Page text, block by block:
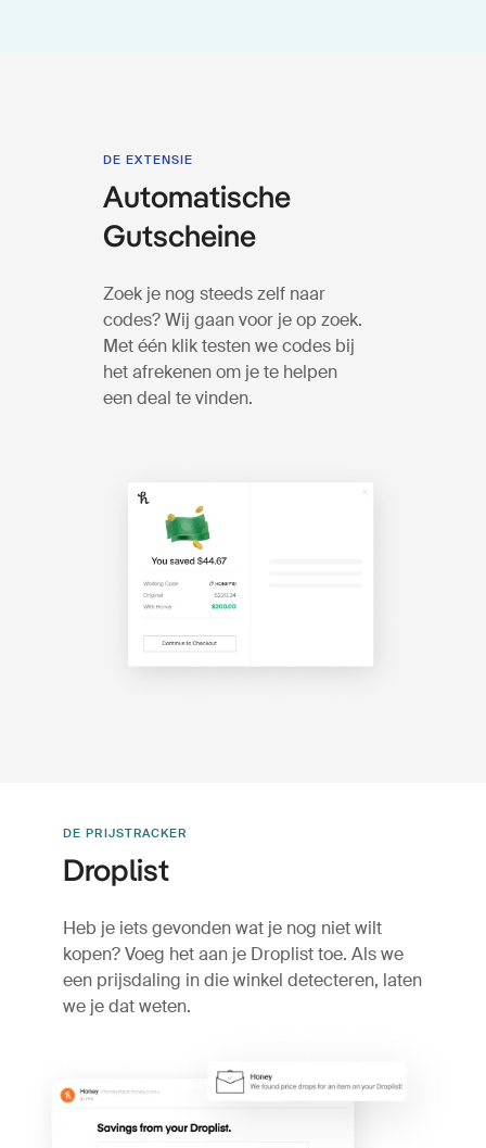
DE EXTENSIE
Automatische
Gutscheine
Zoek je nog steeds zelf naar
codes? Wij gaan voor je op zoek.
Met één klik testen we codes bij
het afrekenen om je te helpen
een deal te vinden.
DE PRIJSTRACKER
Droplist
Heb je iets gevonden wat je nog niet wilt
kopen? Voeg het aan je Droplist toe. Als we
een prijsdaling in die winkel detecteren, laten
we je dat weten.